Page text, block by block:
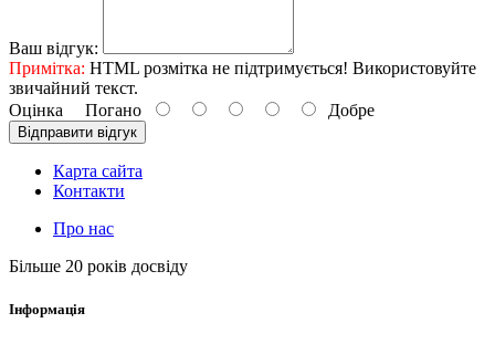
Ваш відгук:
Примітка: HTML розмітка не підтримується! Використовуйте
звичайний текст.
Оцінка Погано Добре
Відправити відгук
Карта сайта
Контакти
Про нас
Більше 20 років досвіду
Інформація